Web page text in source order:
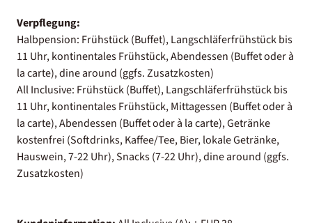
Verpflegung:
Halbpension: Frühstück (Buffet), Langschläferfrühstück bis
11 Uhr, kontinentales Frühstück, Abendessen (Buffet oder à
la carte), dine around (ggfs. Zusatzkosten)
All Inclusive: Frühstück (Buffet), Langschläferfrühstück bis
11 Uhr, kontinentales Frühstück, Mittagessen (Buffet oder à
la carte), Abendessen (Buffet oder à la carte), Getränke
kostenfrei (Softdrinks, Kaffee/Tee, Bier, lokale Getränke,
Hauswein, 7-22 Uhr), Snacks (7-22 Uhr), dine around (ggfs.
Zusatzkosten)